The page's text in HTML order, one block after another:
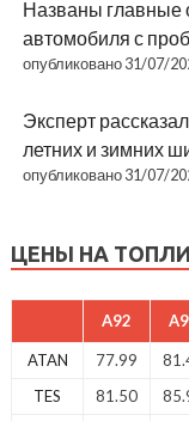
Названы главные
автомобиля с
опубликовано 31/07/
Эксперт
летних и зимних
опубликовано 31/07/
ЦЕНЫ НА
A92
ATAN 77.99
TES
81.50